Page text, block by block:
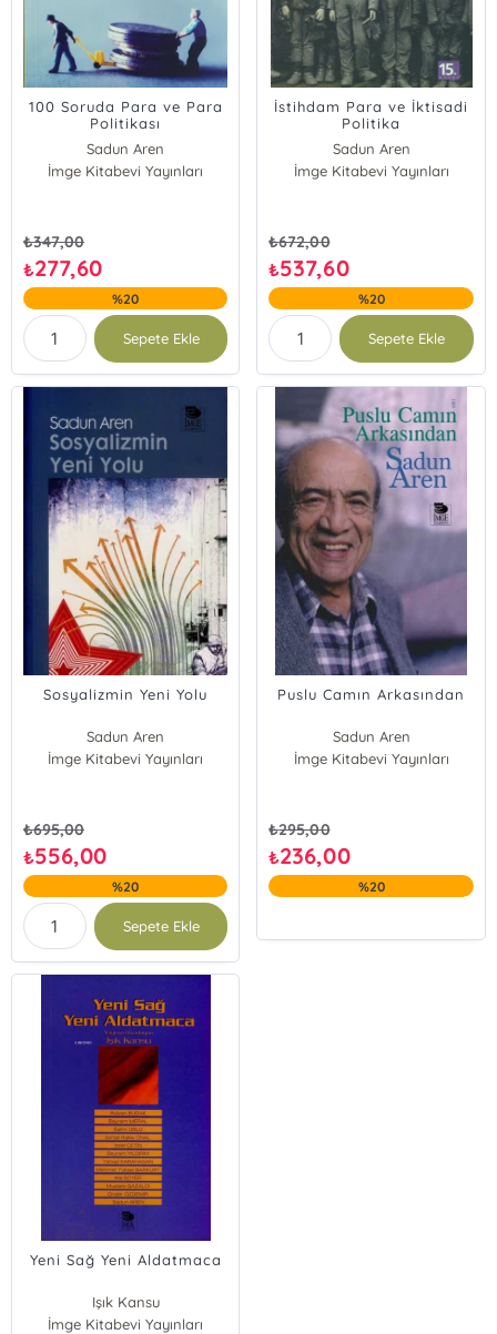
100 Soruda Para ve Para
Politikası
Sadun Aren
İmge Kitabevi Yayınları
₺347,00
₺277,60
%20
Sepete Ekle
İstihdam Para ve İktisadi
Politika
Sadun Aren
İmge Kitabevi Yayınları
₺672,00
₺537,60
%20
Sepete Ekle
Sosyalizmin Yeni Yolu
Sadun Aren
İmge Kitabevi Yayınları
₺695,00
₺556,00
%20
Sepete Ekle
Puslu Camın Arkasından
Sadun Aren
İmge Kitabevi Yayınları
₺295,00
₺236,00
%20
Yeni Sağ Yeni Aldatmaca
Işık Kansu
Mustafa Gazalcı
İmge Kitabevi Yayınları